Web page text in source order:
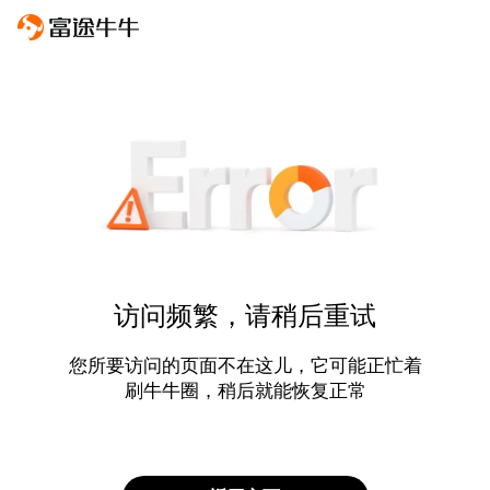
访问频繁，请稍后重试
您所要访问的页面不在这儿，它可能正忙着
刷牛牛圈，稍后就能恢复正常